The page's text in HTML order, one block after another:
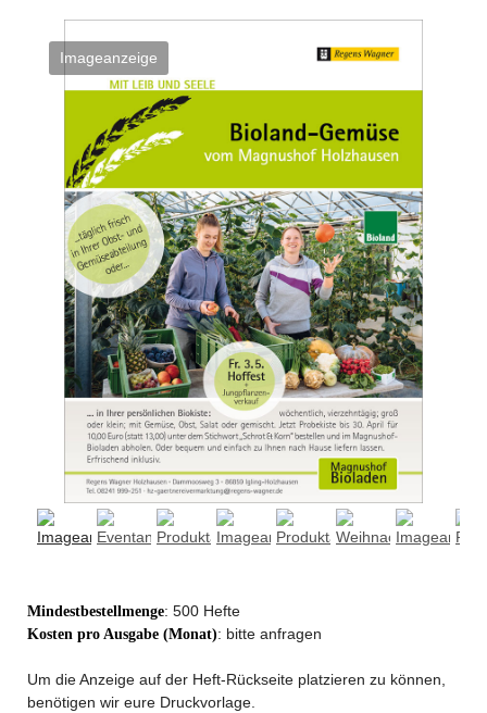
Imageanzeige
Mindestbestellmenge: 500 Hefte
Kosten pro Ausgabe (Monat): bitte anfragen
Um die Anzeige auf der Heft-Rückseite platzieren zu können,
benötigen wir eure Druckvorlage.